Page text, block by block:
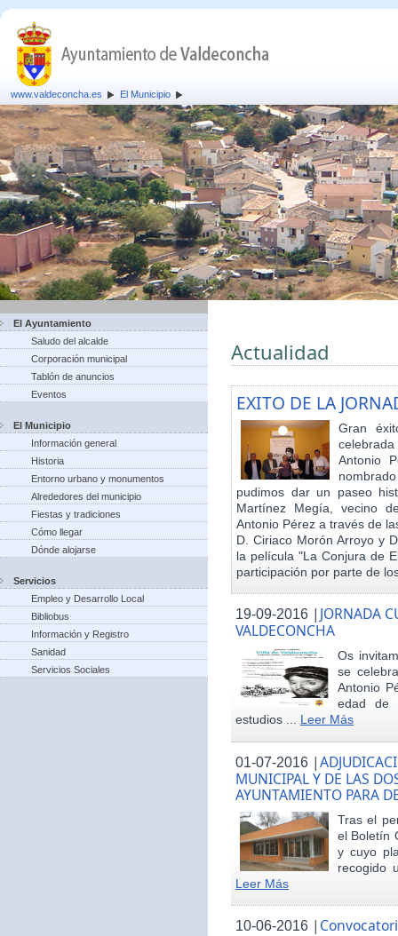
www.valdeconcha.es El Municipio
El Ayuntamiento
Saludo del alcalde
Corporación municipal
Tablón de anuncios
Eventos
El Municipio
Información general
Historia
Entorno urbano y monumentos
Alrededores del municipio
Fiestas y tradiciones
Cómo llegar
Dónde alojarse
Servicios
Empleo y Desarrollo Local
Bibliobus
Información y Registro
Sanidad
Servicios Sociales
Actualidad
EXITO DE LA
Gran
Antonio
pudimos dar un paseo
Martínez Megía, vecino
Antonio Pérez a través de
D. Ciriaco Morón Arroyo y
la película "La Conjura de
participación por parte de
19-09-2016 | JORNADA
VALDECONCHA
Os
se
Antonio
edad de
estudios ... Leer Más
01-07-2016 |
MUNICIPAL Y DE LAS
AYUNTAMIENTO PARA
Tras el
el Boletín
y cuyo
recogido
Leer Más
10-06-2016 |